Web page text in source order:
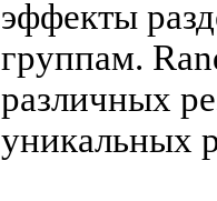
эффекты
группам.
различных
уникальных